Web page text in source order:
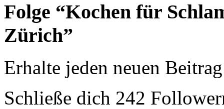
Folge “Kochen für
Zürich”
Erhalte jeden neuen
Schließe dich 242